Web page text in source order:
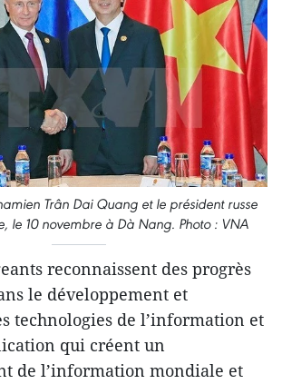
Trân Dai Quang et le président russe
le 10 novembre à Dà Nang. Photo : VNA
reconnaissent des progrès
le développement et
technologies de l’information et
qui créent un
de l’information mondiale et